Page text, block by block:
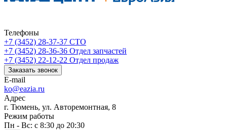
Телефоны
+7 (3452) 28-37-37 СТО
+7 (3452) 28-36-36 Отдел запчастей
+7 (3452) 22-12-22 Отдел продаж
Заказать звонок
E-mail
ko@eazia.ru
Адрес
г. Тюмень, ул. Авторемонтная, 8
Режим работы
Пн - Вс: с 8:30 до 20:30